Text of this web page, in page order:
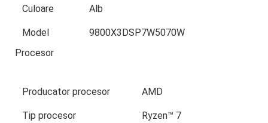
Culoare Alb
Model
9800X3DSP7W5070W
Procesor
Producator procesor AMD
Tip procesor Ryzen™ 7